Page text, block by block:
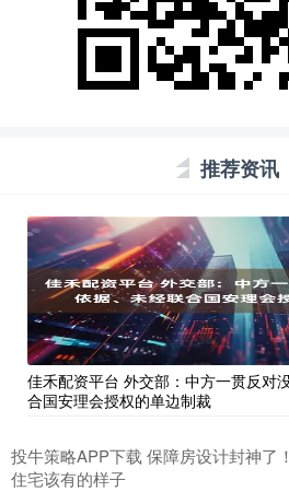
推荐资讯
佳禾配资平台 外交部：中方一贯反对
合国安理会授权的单边制裁
投牛策略APP下载 保障房设计封神了
住宅该有的样子